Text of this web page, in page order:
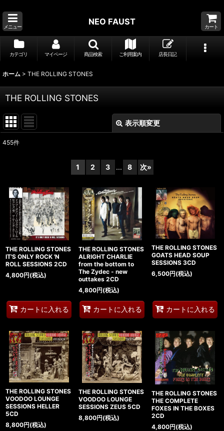
メニュー
NEO FAUST
カート
カテゴリ マイページ 商品検索 ご利用案内 店長日記
ホーム > THE ROLLING STONES
THE ROLLING STONES
表示順変更
並び順:
絞り込む
455件
1 2 3 ... 8 次»
THE ROLLING STONES
IT'S ONLY ROCK 'N
ROLL SESSIONS 2CD
4,800円(税込)
カートに入れる
THE ROLLING STONES
ALRIGHT CHARLIE
from the bottom to
The Zydec - new
outtakes 2CD
4,800円(税込)
カートに入れる
THE ROLLING STONES
GOATS HEAD SOUP
SESSIONS 3CD
6,500円(税込)
カートに入れる
THE ROLLING STONES
VOODOO LOUNGE
SESSIONS HELLER
5CD
8,800円(税込)
THE ROLLING STONES
VOODOO LOUNGE
SESSIONS ZEUS 5CD
8,800円(税込)
THE ROLLING STONES
THE COMPLETE
FOXES IN THE BOXES
2CD
4,800円(税込)